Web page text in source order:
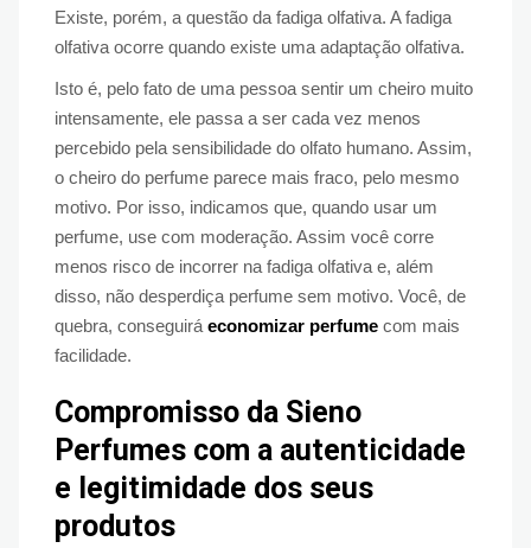
Existe, porém, a questão da fadiga olfativa. A fadiga
olfativa ocorre quando existe uma adaptação olfativa.
Isto é, pelo fato de uma pessoa sentir um cheiro muito
intensamente, ele passa a ser cada vez menos
percebido pela sensibilidade do olfato humano. Assim,
o cheiro do perfume parece mais fraco, pelo mesmo
motivo. Por isso, indicamos que, quando usar um
perfume, use com moderação. Assim você corre
menos risco de incorrer na fadiga olfativa e, além
disso, não desperdiça perfume sem motivo. Você, de
quebra, conseguiráeconomizar perfume com mais
facilidade.
Compromisso da Sieno
Perfumes com a autenticidade
e legitimidade dos seus
produtos